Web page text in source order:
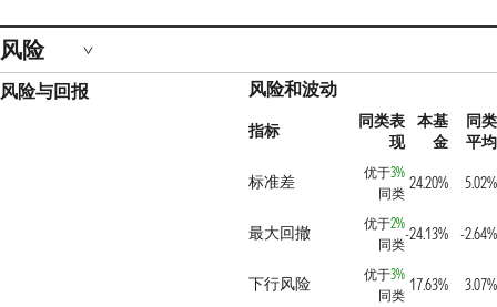
风险
风险与回报 风险和波动
指标
同类表
现
本基
金
同类
平均
标准差
优于3%
同类
24.20% 5.02%
最大回撤 优于2%
同类
-24.13% -2.64%
下行风险 优于3%
同类
17.63% 3.07%